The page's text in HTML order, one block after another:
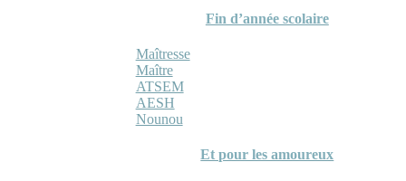
Fin d’année scolaire
Maîtresse
Maître
ATSEM
AESH
Nounou
Et pour les amoureux